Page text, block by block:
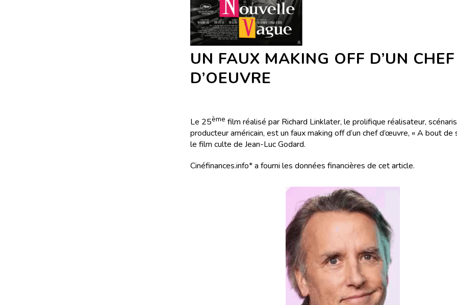
UN FAUX MAKING OFF D’UN CHEF
D’OEUVRE
Le 25ème film réalisé par Richard Linklater, le prolifique réalisateur,
producteur américain, est un faux making off d’un chef d’œuvre, « A bout de
le film culte de Jean-Luc Godard.
Cinéfinances.info* a fourni les données financières de cet article.